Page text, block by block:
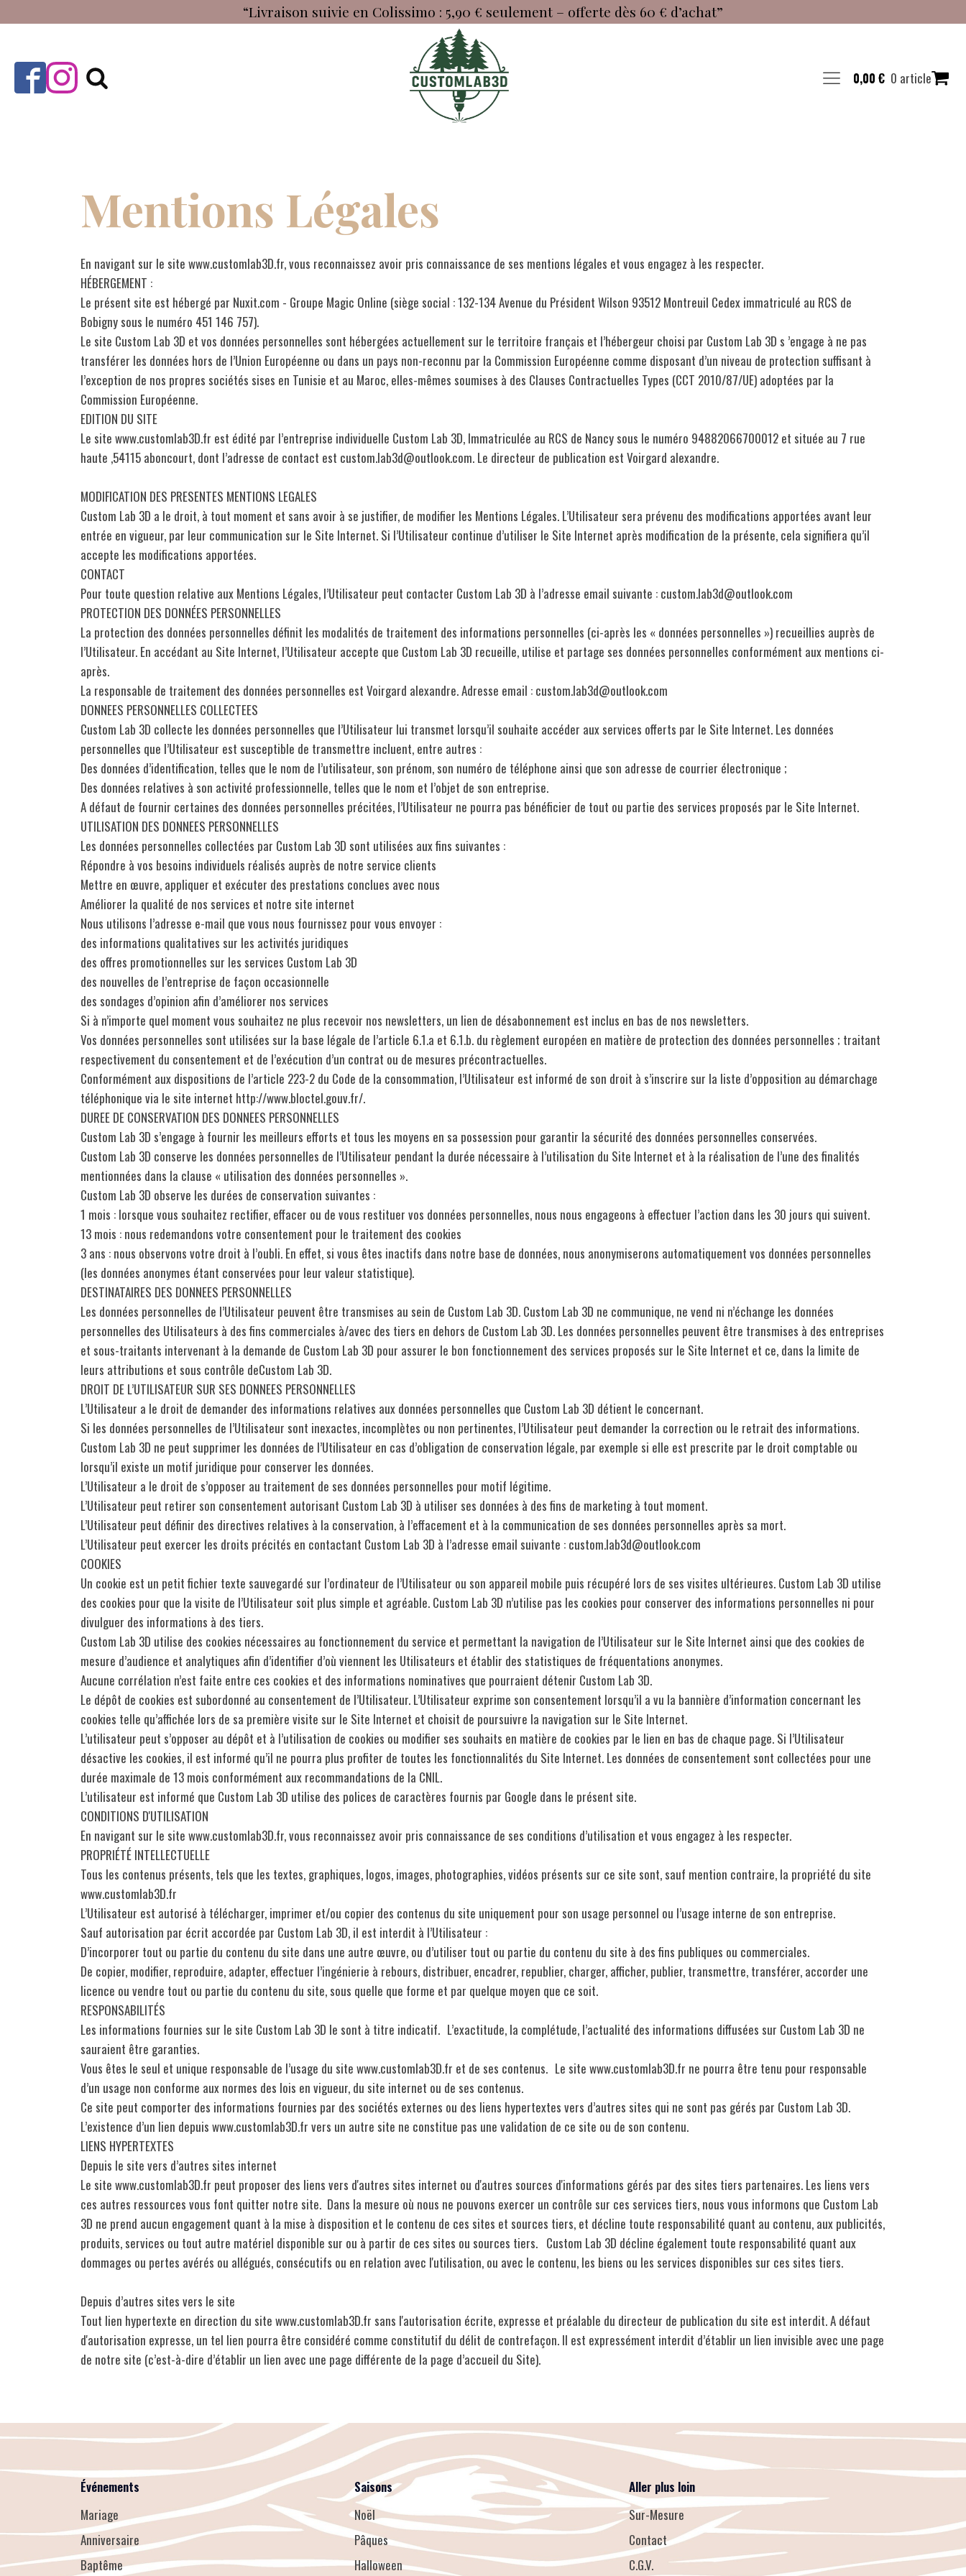
“Livraison suivie en Colissimo : 5,90 € seulement – offerte dès 60 € d’achat”
0,00 € 0 article
Mentions Légales
En navigant sur le site www.customlab3D.fr, vous reconnaissez avoir pris connaissance de ses mentions légales et vous engagez à les respecter.
HÉBERGEMENT :
Le présent site est hébergé par Nuxit.com - Groupe Magic Online (siège social : 132-134 Avenue du Président Wilson 93512 Montreuil Cedex immatriculé au RCS de
Bobigny sous le numéro 451 146 757).
Le site Custom Lab 3D et vos données personnelles sont hébergées actuellement sur le territoire français et l’hébergeur choisi par Custom Lab 3D s ’engage à ne pas
transférer les données hors de l’Union Européenne ou dans un pays non-reconnu par la Commission Européenne comme disposant d’un niveau de protection suffisant à
l’exception de nos propres sociétés sises en Tunisie et au Maroc, elles-mêmes soumises à des Clauses Contractuelles Types (CCT 2010/87/UE) adoptées par la
Commission Européenne.
EDITION DU SITE
Le site www.customlab3D.fr est édité par l’entreprise individuelle Custom Lab 3D, Immatriculée au RCS de Nancy sous le numéro 94882066700012 et située au 7 rue
haute ,54115 aboncourt, dont l’adresse de contact est custom.lab3d@outlook.com. Le directeur de publication est Voirgard alexandre.
MODIFICATION DES PRESENTES MENTIONS LEGALES
Custom Lab 3D a le droit, à tout moment et sans avoir à se justifier, de modifier les Mentions Légales. L’Utilisateur sera prévenu des modifications apportées avant leur
entrée en vigueur, par leur communication sur le Site Internet. Si l’Utilisateur continue d’utiliser le Site Internet après modification de la présente, cela signifiera qu’il
accepte les modifications apportées.
CONTACT
Pour toute question relative aux Mentions Légales, l’Utilisateur peut contacter Custom Lab 3D à l’adresse email suivante : custom.lab3d@outlook.com
PROTECTION DES DONNÉES PERSONNELLES
La protection des données personnelles définit les modalités de traitement des informations personnelles (ci-après les « données personnelles ») recueillies auprès de
l’Utilisateur. En accédant au Site Internet, l’Utilisateur accepte que Custom Lab 3D recueille, utilise et partage ses données personnelles conformément aux mentions ci-
après.
La responsable de traitement des données personnelles est Voirgard alexandre. Adresse email : custom.lab3d@outlook.com
DONNEES PERSONNELLES COLLECTEES
Custom Lab 3D collecte les données personnelles que l’Utilisateur lui transmet lorsqu’il souhaite accéder aux services offerts par le Site Internet. Les données
personnelles que l’Utilisateur est susceptible de transmettre incluent, entre autres :
Des données d’identification, telles que le nom de l’utilisateur, son prénom, son numéro de téléphone ainsi que son adresse de courrier électronique ;
Des données relatives à son activité professionnelle, telles que le nom et l’objet de son entreprise.
A défaut de fournir certaines des données personnelles précitées, l’Utilisateur ne pourra pas bénéficier de tout ou partie des services proposés par le Site Internet.
UTILISATION DES DONNEES PERSONNELLES
Les données personnelles collectées par Custom Lab 3D sont utilisées aux fins suivantes :
Répondre à vos besoins individuels réalisés auprès de notre service clients
Mettre en œuvre, appliquer et exécuter des prestations conclues avec nous
Améliorer la qualité de nos services et notre site internet
Nous utilisons l’adresse e-mail que vous nous fournissez pour vous envoyer :
des informations qualitatives sur les activités juridiques
des offres promotionnelles sur les services Custom Lab 3D
des nouvelles de l’entreprise de façon occasionnelle
des sondages d’opinion afin d’améliorer nos services
Si à n’importe quel moment vous souhaitez ne plus recevoir nos newsletters, un lien de désabonnement est inclus en bas de nos newsletters.
Vos données personnelles sont utilisées sur la base légale de l’article 6.1.a et 6.1.b. du règlement européen en matière de protection des données personnelles ; traitant
respectivement du consentement et de l’exécution d’un contrat ou de mesures précontractuelles.
Conformément aux dispositions de l’article 223-2 du Code de la consommation, l’Utilisateur est informé de son droit à s’inscrire sur la liste d’opposition au démarchage
téléphonique via le site internet http://www.bloctel.gouv.fr/.
DUREE DE CONSERVATION DES DONNEES PERSONNELLES
Custom Lab 3D s’engage à fournir les meilleurs efforts et tous les moyens en sa possession pour garantir la sécurité des données personnelles conservées.
Custom Lab 3D conserve les données personnelles de l’Utilisateur pendant la durée nécessaire à l’utilisation du Site Internet et à la réalisation de l’une des finalités
mentionnées dans la clause « utilisation des données personnelles ».
Custom Lab 3D observe les durées de conservation suivantes :
1 mois : lorsque vous souhaitez rectifier, effacer ou de vous restituer vos données personnelles, nous nous engageons à effectuer l’action dans les 30 jours qui suivent.
13 mois : nous redemandons votre consentement pour le traitement des cookies
3 ans : nous observons votre droit à l’oubli. En effet, si vous êtes inactifs dans notre base de données, nous anonymiserons automatiquement vos données personnelles
(les données anonymes étant conservées pour leur valeur statistique).
DESTINATAIRES DES DONNEES PERSONNELLES
Les données personnelles de l’Utilisateur peuvent être transmises au sein de Custom Lab 3D. Custom Lab 3D ne communique, ne vend ni n’échange les données
personnelles des Utilisateurs à des fins commerciales à/avec des tiers en dehors de Custom Lab 3D. Les données personnelles peuvent être transmises à des entreprises
et sous-traitants intervenant à la demande de Custom Lab 3D pour assurer le bon fonctionnement des services proposés sur le Site Internet et ce, dans la limite de
leurs attributions et sous contrôle deCustom Lab 3D.
DROIT DE L’UTILISATEUR SUR SES DONNEES PERSONNELLES
L’Utilisateur a le droit de demander des informations relatives aux données personnelles que Custom Lab 3D détient le concernant.
Si les données personnelles de l’Utilisateur sont inexactes, incomplètes ou non pertinentes, l’Utilisateur peut demander la correction ou le retrait des informations.
Custom Lab 3D ne peut supprimer les données de l’Utilisateur en cas d’obligation de conservation légale, par exemple si elle est prescrite par le droit comptable ou
lorsqu’il existe un motif juridique pour conserver les données.
L’Utilisateur a le droit de s’opposer au traitement de ses données personnelles pour motif légitime.
L’Utilisateur peut retirer son consentement autorisant Custom Lab 3D à utiliser ses données à des fins de marketing à tout moment.
L’Utilisateur peut définir des directives relatives à la conservation, à l’effacement et à la communication de ses données personnelles après sa mort.
L’Utilisateur peut exercer les droits précités en contactant Custom Lab 3D à l’adresse email suivante : custom.lab3d@outlook.com
COOKIES
Un cookie est un petit fichier texte sauvegardé sur l’ordinateur de l’Utilisateur ou son appareil mobile puis récupéré lors de ses visites ultérieures. Custom Lab 3D utilise
des cookies pour que la visite de l’Utilisateur soit plus simple et agréable. Custom Lab 3D n’utilise pas les cookies pour conserver des informations personnelles ni pour
divulguer des informations à des tiers.
Custom Lab 3D utilise des cookies nécessaires au fonctionnement du service et permettant la navigation de l’Utilisateur sur le Site Internet ainsi que des cookies de
mesure d’audience et analytiques afin d’identifier d’où viennent les Utilisateurs et établir des statistiques de fréquentations anonymes.
Aucune corrélation n’est faite entre ces cookies et des informations nominatives que pourraient détenir Custom Lab 3D.
Le dépôt de cookies est subordonné au consentement de l’Utilisateur. L’Utilisateur exprime son consentement lorsqu’il a vu la bannière d’information concernant les
cookies telle qu’affichée lors de sa première visite sur le Site Internet et choisit de poursuivre la navigation sur le Site Internet.
L’utilisateur peut s’opposer au dépôt et à l’utilisation de cookies ou modifier ses souhaits en matière de cookies par le lien en bas de chaque page. Si l’Utilisateur
désactive les cookies, il est informé qu’il ne pourra plus profiter de toutes les fonctionnalités du Site Internet. Les données de consentement sont collectées pour une
durée maximale de 13 mois conformément aux recommandations de la CNIL.
L’utilisateur est informé que Custom Lab 3D utilise des polices de caractères fournis par Google dans le présent site.
CONDITIONS D'UTILISATION
En navigant sur le site www.customlab3D.fr, vous reconnaissez avoir pris connaissance de ses conditions d’utilisation et vous engagez à les respecter.
PROPRIÉTÉ INTELLECTUELLE
Tous les contenus présents, tels que les textes, graphiques, logos, images, photographies, vidéos présents sur ce site sont, sauf mention contraire, la propriété du site
www.customlab3D.fr
L’Utilisateur est autorisé à télécharger, imprimer et/ou copier des contenus du site uniquement pour son usage personnel ou l’usage interne de son entreprise.
Sauf autorisation par écrit accordée par Custom Lab 3D, il est interdit à l’Utilisateur :
D’incorporer tout ou partie du contenu du site dans une autre œuvre, ou d’utiliser tout ou partie du contenu du site à des fins publiques ou commerciales.
De copier, modifier, reproduire, adapter, effectuer l’ingénierie à rebours, distribuer, encadrer, republier, charger, afficher, publier, transmettre, transférer, accorder une
licence ou vendre tout ou partie du contenu du site, sous quelle que forme et par quelque moyen que ce soit.
RESPONSABILITÉS
Les informations fournies sur le site Custom Lab 3D le sont à titre indicatif. L’exactitude, la complétude, l’actualité des informations diffusées sur Custom Lab 3D ne
sauraient être garanties.
Vous êtes le seul et unique responsable de l’usage du site www.customlab3D.fr et de ses contenus. Le site www.customlab3D.fr ne pourra être tenu pour responsable
d’un usage non conforme aux normes des lois en vigueur, du site internet ou de ses contenus.
Ce site peut comporter des informations fournies par des sociétés externes ou des liens hypertextes vers d’autres sites qui ne sont pas gérés par Custom Lab 3D.
L’existence d’un lien depuis www.customlab3D.fr vers un autre site ne constitue pas une validation de ce site ou de son contenu.
LIENS HYPERTEXTES
Depuis le site vers d’autres sites internet
Le site www.customlab3D.fr peut proposer des liens vers d'autres sites internet ou d'autres sources d'informations gérés par des sites tiers partenaires. Les liens vers
ces autres ressources vous font quitter notre site. Dans la mesure où nous ne pouvons exercer un contrôle sur ces services tiers, nous vous informons que Custom Lab
3D ne prend aucun engagement quant à la mise à disposition et le contenu de ces sites et sources tiers, et décline toute responsabilité quant au contenu, aux publicités,
produits, services ou tout autre matériel disponible sur ou à partir de ces sites ou sources tiers. Custom Lab 3D décline également toute responsabilité quant aux
dommages ou pertes avérés ou allégués, consécutifs ou en relation avec l'utilisation, ou avec le contenu, les biens ou les services disponibles sur ces sites tiers.
Depuis d’autres sites vers le site
Tout lien hypertexte en direction du site www.customlab3D.fr sans l'autorisation écrite, expresse et préalable du directeur de publication du site est interdit. A défaut
d'autorisation expresse, un tel lien pourra être considéré comme constitutif du délit de contrefaçon. Il est expressément interdit d’établir un lien invisible avec une page
de notre site (c’est-à-dire d’établir un lien avec une page différente de la page d’accueil du Site).
Événements
Mariage
Anniversaire
Baptême
Saisons
Noël
Pâques
Halloween
Aller plus loin
Sur-Mesure
Contact
C.G.V.